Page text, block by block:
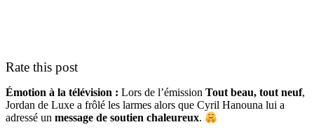
Rate this post
Émotion à la télévision : Lors de l’émission Tout beau, tout neuf,
Jordan de Luxe a frôlé les larmes alors que Cyril Hanouna lui a
adressé un message de soutien chaleureux.